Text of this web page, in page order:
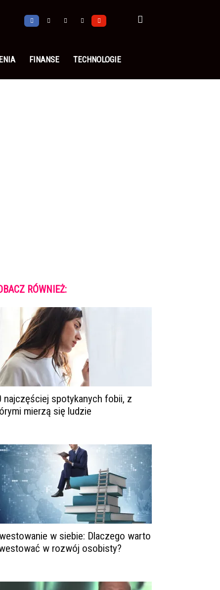
FINANSE TECHNOLOGIE
RÓWNIEŻ:
najczęściej spotykanych fobii, z
mierzą się ludzie
w siebie: Dlaczego warto
w rozwój osobisty?